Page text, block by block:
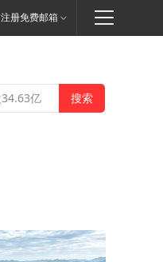
注册免费邮箱